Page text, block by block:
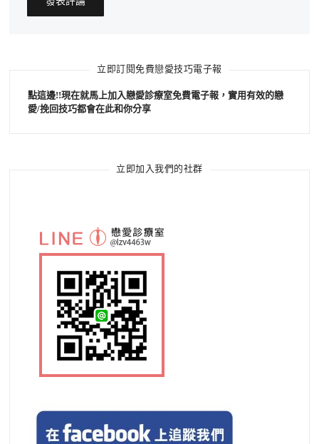
立即訂閱免費戀愛技巧電子報
點這邊!!現在就馬上加入戀愛診療室免費電子報，實用有效的戀
愛/挽回技巧都會在此和你分享
立即加入我們的社群